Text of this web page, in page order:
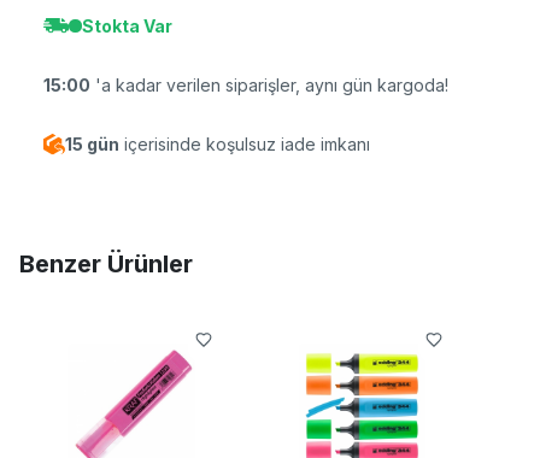
Stokta Var
15:00 'a kadar verilen siparişler, aynı gün kargoda!
15 gün içerisinde koşulsuz iade imkanı
Benzer Ürünler